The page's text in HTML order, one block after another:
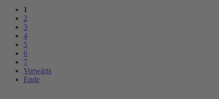
1
2
3
4
5
6
7
Vorwärts
Ende